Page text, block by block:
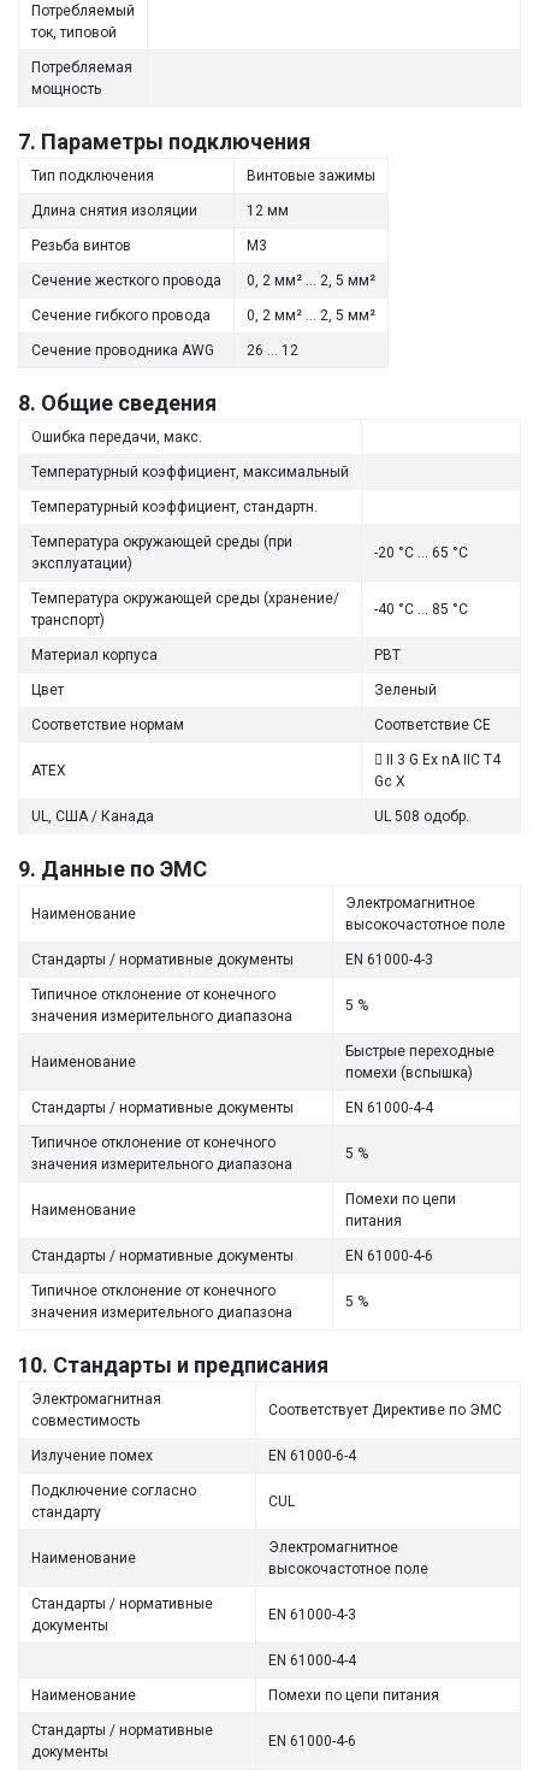
Потребляемый
ток, типовой
Потребляемая
мощность
7. Параметры подключения
Тип подключения Винтовые зажимы
Длина снятия изоляции 12 мм
Резьба винтов M3
Сечение жесткого провода 0, 2 мм² ... 2, 5 мм²
Сечение гибкого провода 0, 2 мм² ... 2, 5 мм²
Сечение проводника AWG 26 ... 12
8. Общие сведения
Ошибка передачи, макс.
Температурный коэффициент, максимальный
Температурный коэффициент, стандартн.
Температура окружающей среды (при
эксплуатации)
-20 °C ... 65 °C
Температура окружающей среды (хранение/
транспорт)
-40 °C ... 85 °C
Материал корпуса PBT
Цвет Зеленый
Соответствие нормам Соответствие CE
ATEX
 II 3 G Ex nA IIC T4
Gc X
UL, США / Канада UL 508 одобр.
9. Данные по ЭМС
Наименование
Электромагнитное
высокочастотное поле
Стандарты / нормативные документы EN 61000-4-3
Типичное отклонение от конечного
значения измерительного диапазона
5 %
Наименование
Быстрые переходные
помехи (вспышка)
Стандарты / нормативные документы EN 61000-4-4
Типичное отклонение от конечного
значения измерительного диапазона
5 %
Наименование
Помехи по цепи
питания
Стандарты / нормативные документы EN 61000-4-6
Типичное отклонение от конечного
значения измерительного диапазона
5 %
10. Стандарты и предписания
Электромагнитная
совместимость
Соответствует Директиве по ЭМС
Излучение помех EN 61000-6-4
Подключение согласно
стандарту
CUL
Наименование
Электромагнитное
высокочастотное поле
Стандарты / нормативные
документы
EN 61000-4-3
EN 61000-4-4
Наименование Помехи по цепи питания
Стандарты / нормативные
документы
EN 61000-4-6